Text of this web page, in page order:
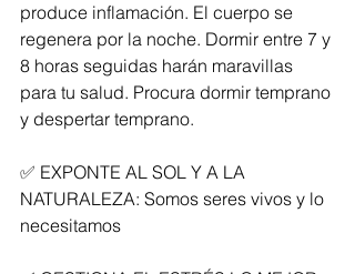
produce inflamación. El cuerpo se
regenera por la noche. Dormir entre 7 y
8 horas seguidas harán maravillas
para tu salud. Procura dormir temprano
y despertar temprano.
✅ EXPONTE AL SOL Y A LA
NATURALEZA: Somos seres vivos y lo
necesitamos